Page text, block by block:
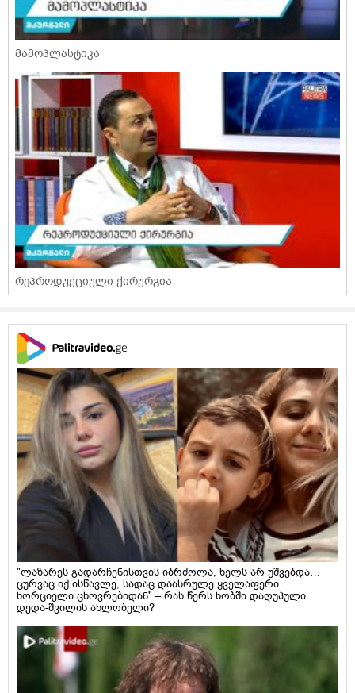
მამოპლასტიკა
რეპროდუქციული ქირურგია
"ლაზარეს გადარჩენისთვის იბრძოლა, ხელს არ უშვებდა…
ცურვაც იქ ისწავლე, სადაც დაასრულე ყველაფერი
ხორციელი ცხოვრებიდან" – რას წერს ხობში დაღუპული
დედა-შვილის ახლობელი?